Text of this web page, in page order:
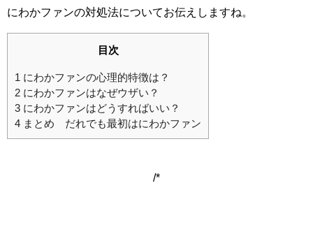
にわかファンの対処法についてお伝えしますね。
目次
1 にわかファンの心理的特徴は？
2 にわかファンはなぜウザい？
3 にわかファンはどうすればいい？
4 まとめ だれでも最初はにわかファン
/*